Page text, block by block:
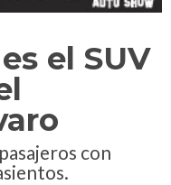
el SUV
con